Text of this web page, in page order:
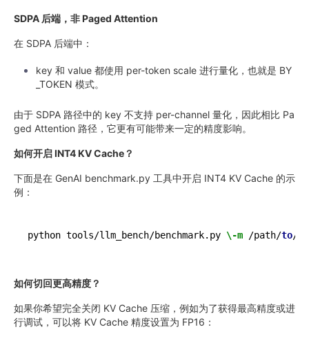
SDPA 后端，非 Paged Attention
在 SDPA 后端中：
key 和 value 都使用 per-token scale 进行量化，也就是 BY
_TOKEN 模式。
由于 SDPA 路径中的 key 不支持 per-channel 量化，因此相比 Pa
ged Attention 路径，它更有可能带来一定的精度影响。
如何开启 INT4 KV Cache？
下面是在 GenAI benchmark.py 工具中开启 INT4 KV Cache 的示
例：
python tools/llm_bench/benchmark.py \-m /path/to/
如何切回更高精度？
如果你希望完全关闭 KV Cache 压缩，例如为了获得最高精度或进
行调试，可以将 KV Cache 精度设置为 FP16：